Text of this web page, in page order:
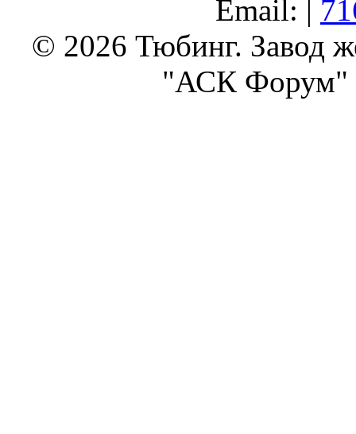
Email: |
© 2026 Тюбинг. Завод
"АСК Форум"